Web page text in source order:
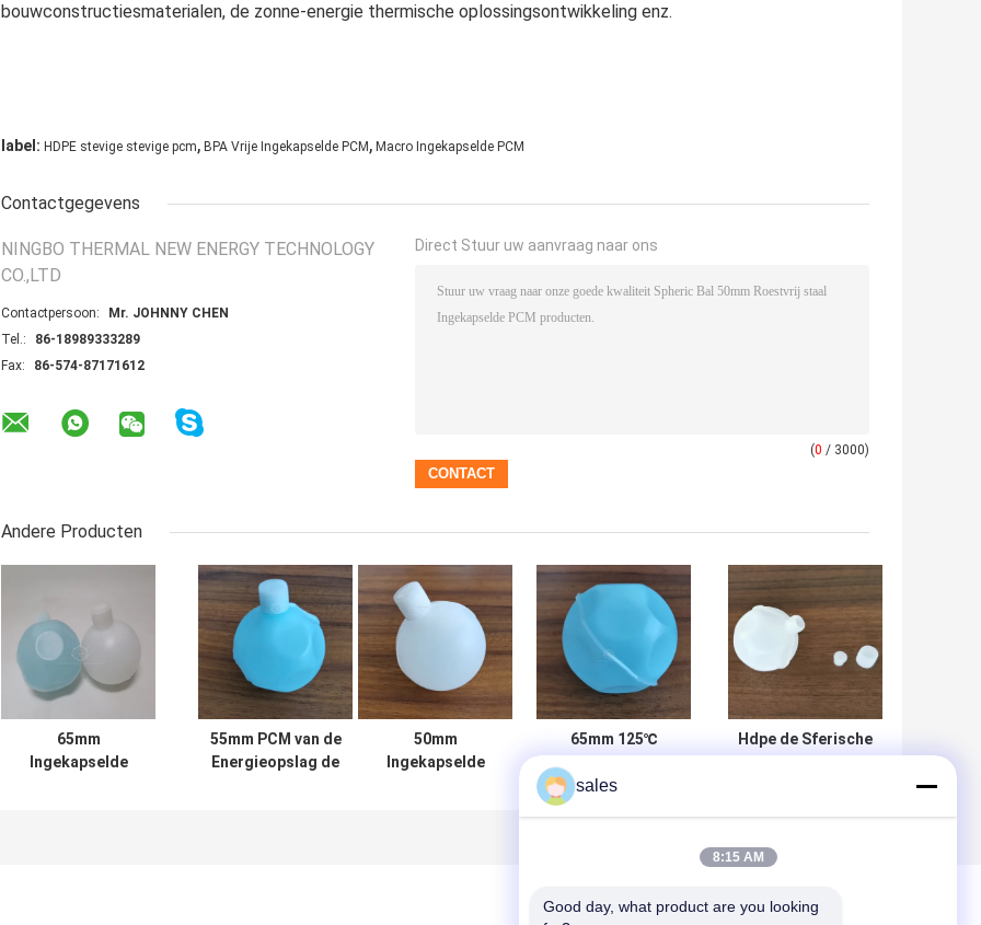
bouwconstructiesmaterialen, de zonne-energie thermische oplossingsontwikkeling enz.
label: HDPE stevige stevige pcm, BPA Vrije Ingekapselde PCM , Macro Ingekapselde PCM
Contactgegevens
NINGBO THERMAL NEW ENERGY TECHNOLOGY
CO.,LTD
Contactpersoon:
Mr. JOHNNY CHEN
Tel.:
86-18989333289
Fax:
86-574-87171612
Direct Stuur uw aanvraag naar ons
(0 / 3000)
Andere Producten
65mm
Ingekapselde
55mm PCM van de
Energieopslag de
50mm
Ingekapselde
65mm 125℃
Ingekapselde
Hdpe de Sferische
Verwarmingssysteem
sales
8:15 AM
Good day, what product are you looking